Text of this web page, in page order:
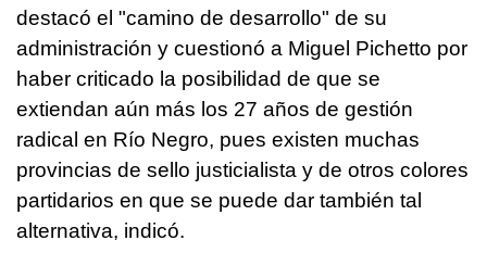
destacó el "camino de desarrollo" de su
administración y cuestionó a Miguel Pichetto por
haber criticado la posibilidad de que se
extiendan aún más los 27 años de gestión
radical en Río Negro, pues existen muchas
provincias de sello justicialista y de otros colores
partidarios en que se puede dar también tal
alternativa, indicó.